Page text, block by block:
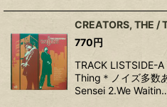
CREATORS, THE /
770円
TRACK LISTSIDE-
Thing＊ノイズ多数
Sensei 2.We